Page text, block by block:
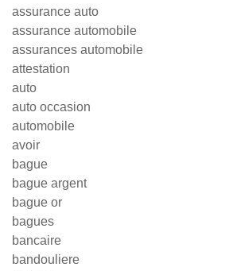
assurance auto
assurance automobile
assurances automobile
attestation
auto
auto occasion
automobile
avoir
bague
bague argent
bague or
bagues
bancaire
bandouliere